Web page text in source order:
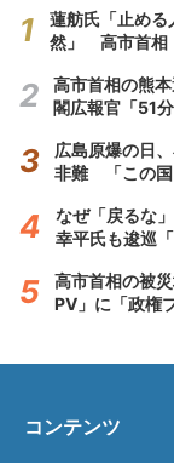
蓮舫氏「止める
然」 高市首相
高市首相の熊
閣広報官「51
広島原爆の日
非難 「この国
なぜ「戻るな
幸平氏も逡巡
高市首相の被
PV」に「政権
コンテンツ